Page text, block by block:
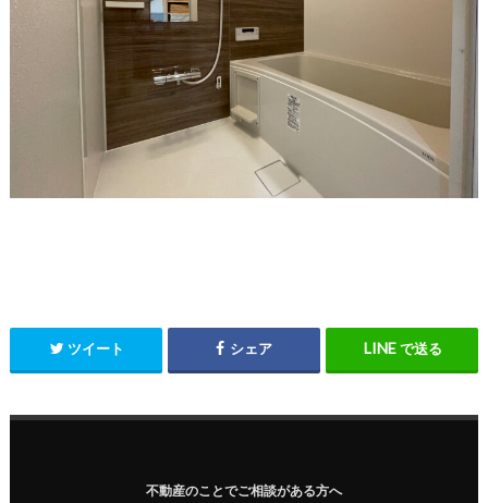
ツイート シェア で送る
不動産のことでご相談がある方へ